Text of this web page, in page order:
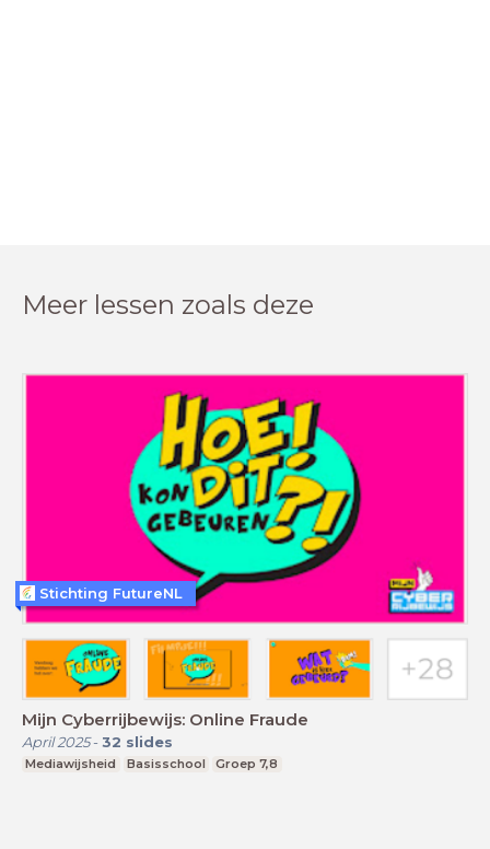
Meer lessen zoals deze
Mijn Cyberrijbewijs: Online Fraude
April 2025- 32 slides
Mediawijsheid Basisschool Groep 7,8
Stichting FutureNL